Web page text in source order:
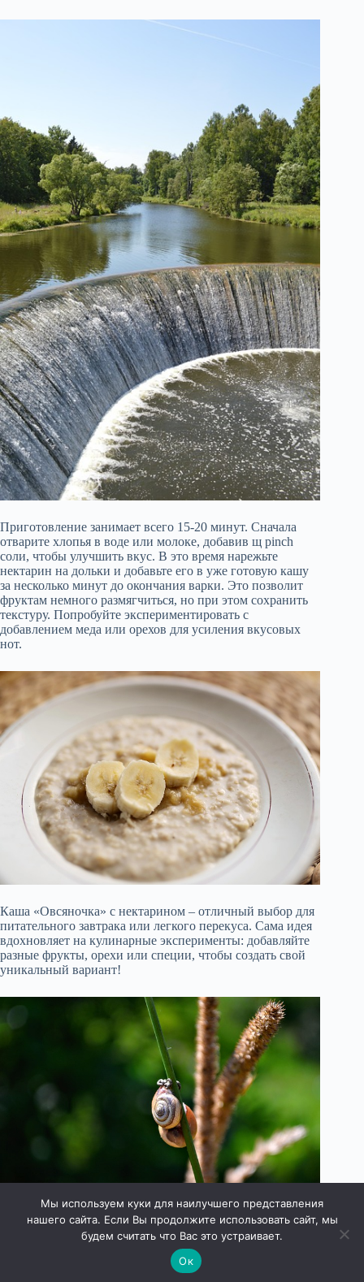
Приготовление занимает всего 15-20 минут. Сначала
отварите хлопья в воде или молоке, добавив щ pinch
соли, чтобы улучшить вкус. В это время нарежьте
нектарин на дольки и добавьте его в уже готовую кашу
за несколько минут до окончания варки. Это позволит
фруктам немного размягчиться, но при этом сохранить
текстуру. Попробуйте экспериментировать с
добавлением меда или орехов для усиления вкусовых
нот.
Каша «Овсяночка» с нектарином – отличный выбор для
питательного завтрака или легкого перекуса. Сама идея
вдохновляет на кулинарные эксперименты: добавляйте
разные фрукты, орехи или специи, чтобы создать свой
уникальный вариант!
Мы используем куки для наилучшего представления
нашего сайта. Если Вы продолжите использовать сайт, мы
будем считать что Вас это устраивает.
Ок